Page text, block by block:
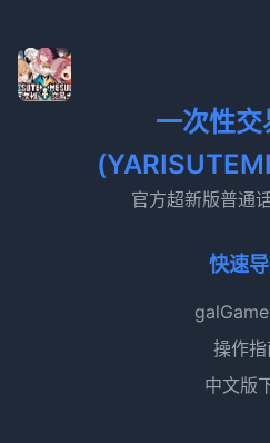
一次性
官方超新版普通
快速
操作指
中文版